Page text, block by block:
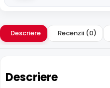
Descriere Recenzii (0)
Descriere